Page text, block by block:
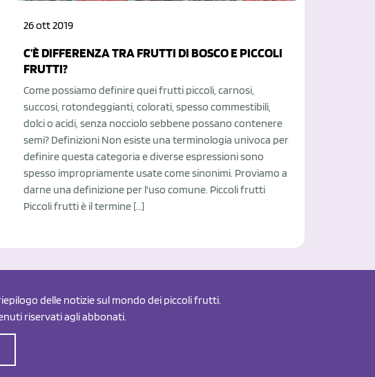
26 ott 2019
C'È DIFFERENZA TRA FRUTTI DI BOSCO E PICCOLI
FRUTTI?
Come possiamo definire quei frutti piccoli, carnosi,
succosi, rotondeggianti, colorati, spesso commestibili,
dolci o acidi, senza nocciolo sebbene possano contenere
semi? Definizioni Non esiste una terminologia univoca per
definire questa categoria e diverse espressioni sono
spesso impropriamente usate come sinonimi. Proviamo a
darne una definizione per l'uso comune. Piccoli frutti
Piccoli frutti è il termine […]
delle notizie sul mondo dei piccoli frutti.
riservati agli abbonati.